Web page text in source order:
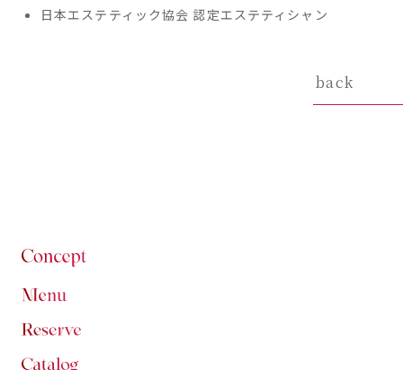
日本エステティック協会 認定エステティシャン
back